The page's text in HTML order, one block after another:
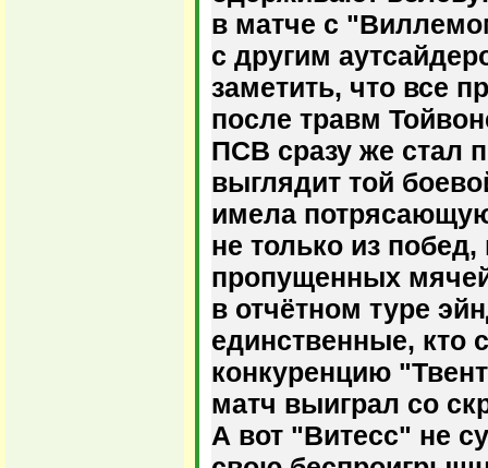
в матче с
с другим
заметить, что все
после травм
ПСВ сразу же стал
выглядит той
имела
не только из побед,
пропущенных
в отчётном туре
единственные, кто
конкуренцию
матч выиграл со
А вот "Витесс" не